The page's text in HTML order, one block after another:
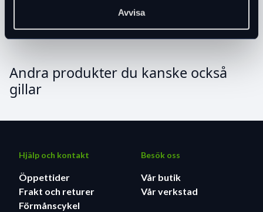
Avvisa
Produktrekommendationer
Andra produkter du kanske också
gillar
Hjälp och kontakt
Öppettider
Frakt och returer
Förmånscykel
Besök oss
Vår butik
Vår verkstad